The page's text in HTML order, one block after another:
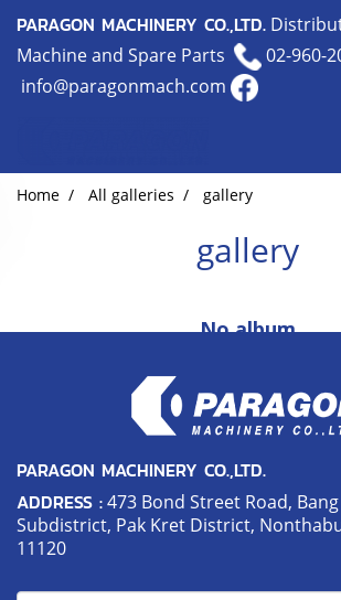
PARAGON MACHINERY CO.,LTD.
Machine and Spare Parts
02-960-
info@paragonmach.com
Home All galleries gallery
gallery
No album
PARAGON MACHINERY CO.,LTD.
ADDRESS :473 Bond Street Road,
Subdistrict, Pak Kret District,
11120